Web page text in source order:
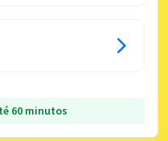
60 minutos